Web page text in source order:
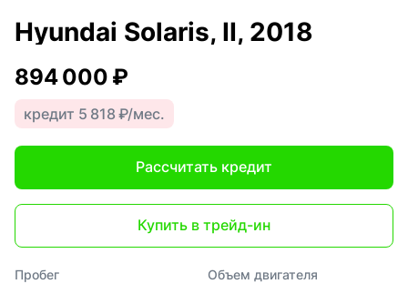
Hyundai Solaris, II, 2018
894 000 ₽
кредит 5 818 ₽/мес.
Рассчитать кредит
Купить в трейд-ин
Пробег Объем двигателя